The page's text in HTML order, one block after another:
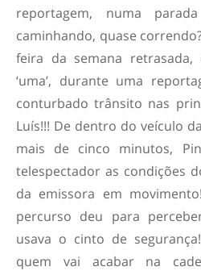
reportagem, numa
caminhando, quase
feira da semana retrasada,
‘uma’, durante uma
conturbado trânsito nas
Luís!!! De dentro do veículo
mais de cinco minutos,
telespectador as condições
da emissora em
percurso deu para
usava o cinto de
quem vai acabar na